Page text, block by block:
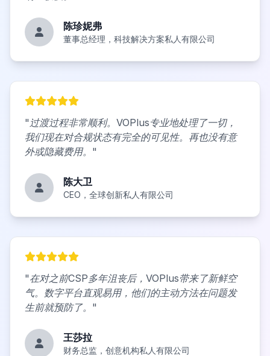
陈珍妮弗
董事总经理，科技解决方案私人有限公司
" 过渡过程非常顺利。VOPlus专业地处理了一切，
我们现在对合规状态有完全的可见性。再也没有意
外或隐藏费用。 "
陈大卫
CEO，全球创新私人有限公司
"在对之前CSP多年沮丧后，VOPlus带来了新鲜空
气。数字平台直观易用，他们的主动方法在问题发
生前就预防了。 "
王莎拉
财务总监，创意机构私人有限公司